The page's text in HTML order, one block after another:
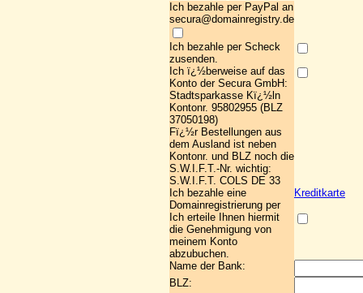
Ich bezahle per PayPal an
secura@domainregistry.de
Ich bezahle per Scheck
zusenden.
Ich ï¿½berweise auf das
Konto der Secura GmbH:
Stadtsparkasse Kï¿½ln
Kontonr. 95802955 (BLZ
37050198)
Fï¿½r Bestellungen aus
dem Ausland ist neben
Kontonr. und BLZ noch die
S.W.I.F.T.-Nr. wichtig:
S.W.I.F.T. COLS DE 33
Ich bezahle eine
Domainregistrierung per
Kreditkarte
Ich erteile Ihnen hiermit
die Genehmigung von
meinem Konto
abzubuchen.
Name der Bank:
BLZ: